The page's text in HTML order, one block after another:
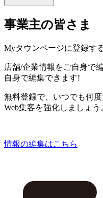
事業主の皆さま
Myタウンページに登録す
店舗/企業情報をご自身で
自身で編集できます!
無料登録で、いつでも何
Web集客を強化しましょう
情報の編集はこちら